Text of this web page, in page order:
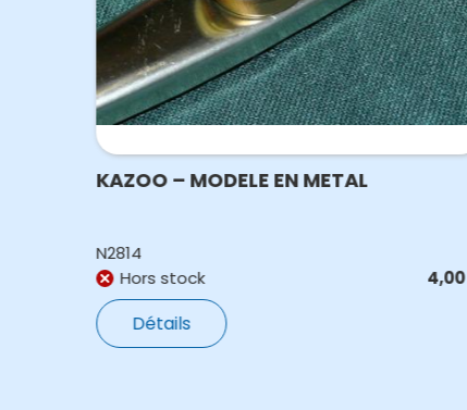
KAZOO – MODELE EN METAL
N2814
Hors stock
4,00
Détails